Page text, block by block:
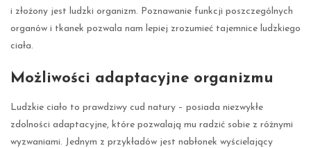
i złożony jest ludzki organizm. Poznawanie funkcji poszczególnych
organów i tkanek pozwala nam lepiej zrozumieć tajemnice ludzkiego
ciała.
Możliwości adaptacyjne organizmu
Ludzkie ciało to prawdziwy cud natury – posiada niezwykłe
zdolności adaptacyjne, które pozwalają mu radzić sobie z różnymi
wyzwaniami. Jednym z przykładów jest nabłonek wyścielający